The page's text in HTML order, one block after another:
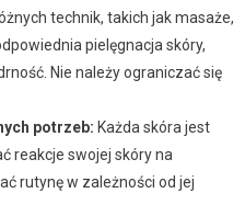
technik, takich jak masaże,
pielęgnacja skóry,
Nie należy ograniczać się
potrzeb: Każda skóra jest
reakcje swojej skóry na
rutynę w zależności od jej